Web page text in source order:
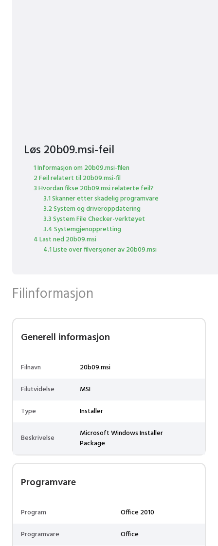
Løs 20b09.msi-feil
1 Informasjon om 20b09.msi-filen
2 Feil relatert til 20b09.msi-fil
3 Hvordan fikse 20b09.msi relaterte feil?
3.1 Skanner etter skadelig programvare
3.2 System og driveroppdatering
3.3 System File Checker-verktøyet
3.4 Systemgjenoppretting
4 Last ned 20b09.msi
4.1 Liste over filversjoner av 20b09.msi
Filinformasjon
Generell informasjon
Filnavn
20b09.msi
Filutvidelse
MSI
Type
Installer
Beskrivelse
Microsoft Windows Installer
Package
Programvare
Program
Office 2010
Programvare
Office